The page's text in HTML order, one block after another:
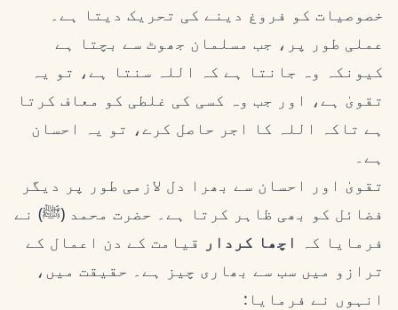
خصوصیات کو فروغ دینے کی تحریک دیتا ہے۔
عملی طور پر، جب مسلمان جھوٹ سے بچتا ہے
کیونکہ وہ جانتا ہے کہ اللہ سنتا ہے، تو یہ
تقویٰ ہے، اور جب وہ کسی کی غلطی کو معاف کرتا
ہے تاکہ اللہ کا اجر حاصل کرے، تو یہ احسان
ہے۔
تقویٰ اور احسان سے بھرا دل لازمی طور پر دیگر
فضائل کو بھی ظاہر کرتا ہے۔ حضرت محمد (ﷺ) نے
فرمایا کہ اچھا کردار قیامت کے دن اعمال کے
ترازو میں سب سے بھاری چیز ہے۔ حقیقت میں،
انہوں نے فرمایا: